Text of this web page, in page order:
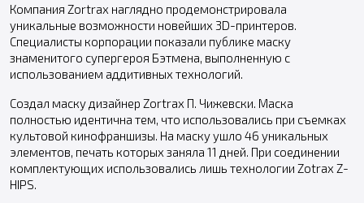
Компания Zortrax наглядно продемонстрировала
уникальные возможности новейших 3D-принтеров.
Специалисты корпорации показали публике маску
знаменитого супергероя Бэтмена, выполненную с
использованием аддитивных технологий.
Создал маску дизайнер Zortrax П. Чижевски. Маска
полностью идентична тем, что использовались при съемках
культовой кинофраншизы. На маску ушло 46 уникальных
элементов, печать которых заняла 11 дней. При соединении
комплектующих использовались лишь технологии Zotrax Z-
HIPS.